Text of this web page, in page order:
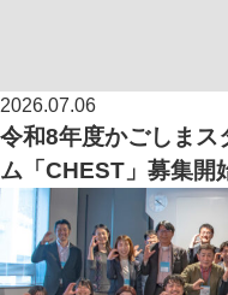
2026.07.06
令和8年度かごしまス
ム「CHEST」募集開